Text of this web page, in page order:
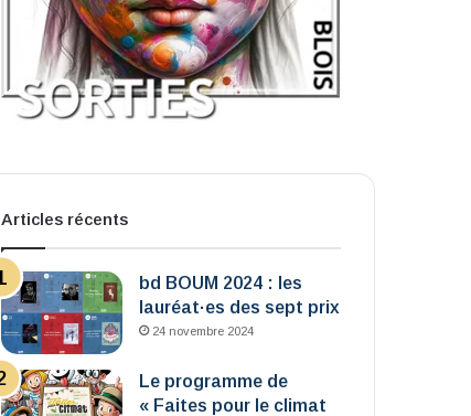
Articles récents
bd BOUM 2024 : les
lauréat·es des sept prix
24 novembre 2024
Le programme de
« Faites pour le climat